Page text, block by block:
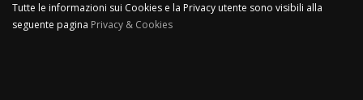
Tutte le informazioni sui Cookies e la Privacy utente sono visibili alla
seguente pagina Privacy & Cookies